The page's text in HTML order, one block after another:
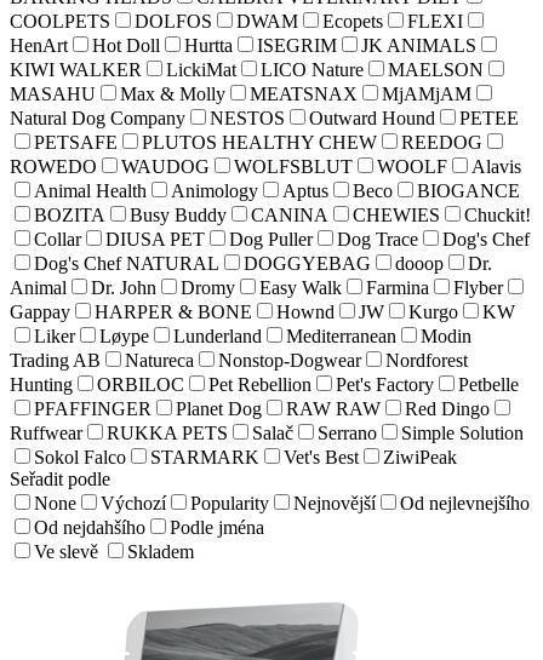
COOLPETS
DOLFOS DWAM Ecopets
FLEXI
HenArt
Hot Doll Hurtta ISEGRIM
JK ANIMALS
KIWI WALKER
LickiMat LICO Nature
MAELSON
MASAHU
Max & Molly MEATSNAX
MjAMjAM
Natural Dog Company
NESTOS Outward Hound
PETEE
PETSAFE
PLUTOS HEALTHY CHEW
REEDOG
ROWEDO
WAUDOG WOLFSBLUT WOOLF
Alavis
Animal Health
Animology Aptus Beco
BIOGANCE
BOZITA
Busy Buddy CANINA CHEWIES
Chuckit!
Collar
DIUSA PET Dog Puller Dog Trace
Dog's Chef
Dog's Chef NATURAL
DOGGYEBAG dooop
Dr.
Animal
Dr. John Dromy Easy Walk Farmina
Flyber
Gappay
HARPER & BONE Hownd JW Kurgo
KW
Liker
Løype Lunderland Mediterranean
Modin
Trading AB
Natureca Nonstop-Dogwear
Nordforest
Hunting
ORBILOC Pet Rebellion Pet's Factory
Petbelle
PFAFFINGER
Planet Dog RAW RAW
Red Dingo
Ruffwear
RUKKA PETS Salač Serrano
Simple Solution
Sokol Falco
STARMARK Vet's Best
ZiwiPeak
Seřadit podle
None
Výchozí Popularity Nejnovější
Od nejlevnejšího
Od nejdahšího
Podle jména
Ve slevě
Skladem